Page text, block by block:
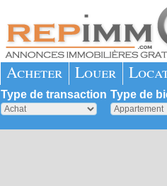
Acheter Louer
Type de transaction Type de